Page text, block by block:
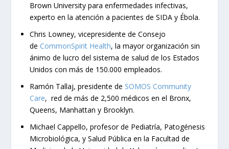
Brown University para enfermedades infectivas,
experto en la atención a pacientes de SIDA y Ébola.
Chris Lowney, vicepresidente de Consejo
de CommonSpirit Health, la mayor organización sin
ánimo de lucro del sistema de salud de los Estados
Unidos con más de 150.000 empleados.
Ramón Tallaj, presidente de SOMOS Community
Care, red de más de 2,500 médicos en el Bronx,
Queens, Manhattan y Brooklyn.
Michael Cappello, profesor de Pediatría, Patogénesis
Microbiológica, y Salud Pública en la Facultad de